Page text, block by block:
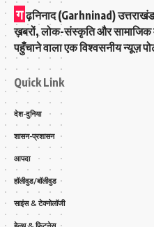
ग ढ़निनाद (Garhninad)
ख़बरों, लोक-संस्कृति और सामाजिक
पहुँचाने वाला एक विश्वसनीय न्यूज़
Quick Link
देश-दुनिया
शासन-प्रशासन
आपदा
हॉलीवुड/बॉलीवुड
साइंस & टेक्नोलॉजी